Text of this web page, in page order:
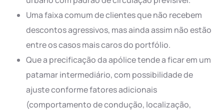
Uma faixa comum de clientes que não recebem
descontos agressivos, mas ainda assim não estão
entre os casos mais caros do portfólio.
Que a precificação da apólice tende a ficar em um
patamar intermediário, com possibilidade de
ajuste conforme fatores adicionais
(comportamento de condução, localização,